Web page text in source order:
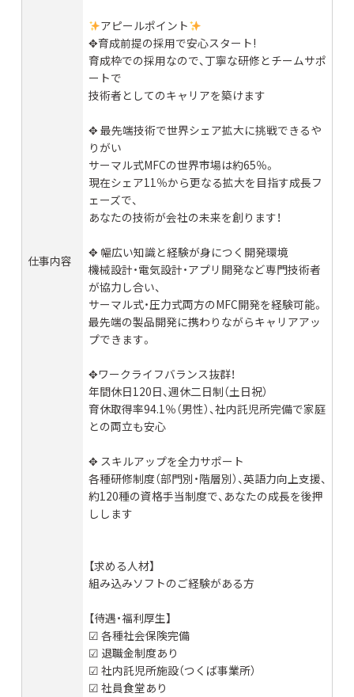
仕事内容
アピールポイント
✥育成前提の採用で安心スタート!
育成枠での採用なので、丁寧な研修とチームサポ
ートで
技術者としてのキャリアを築けます
✥ 最先端技術で世界シェア拡大に挑戦できるや
りがい
サーマル式MFCの世界市場は約65％。
現在シェア11％から更なる拡大を目指す成長フ
ェーズで、
あなたの技術が会社の未来を創ります！
✥ 幅広い知識と経験が身につく開発環境
機械設計・電気設計・アプリ開発など専門技術者
が協力し合い、
サーマル式・圧力式両方のMFC開発を経験可能。
最先端の製品開発に携わりながらキャリアアッ
プできます。
✥ワークライフバランス抜群！
年間休日120日、週休二日制（土日祝）
育休取得率94.1％（男性）、社内託児所完備で家庭
との両立も安心
✥ スキルアップを全力サポート
各種研修制度（部門別・階層別）、英語力向上支援、
約120種の資格手当制度で、あなたの成長を後押
しします
【求める人材】
組み込みソフトのご経験がある方
【待遇・福利厚生】
☑︎ 各種社会保険完備
☑︎ 退職金制度あり
☑︎ 社内託児所施設（つくば事業所）
☑︎ 社員食堂あり